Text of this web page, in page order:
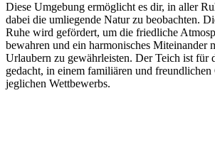
Diese Umgebung ermöglicht es dir, in aller
dabei die umliegende Natur zu beobachten.
Ruhe wird gefördert, um die friedliche
bewahren und ein harmonisches Miteinander
Urlaubern zu gewährleisten. Der Teich ist für
gedacht, in einem familiären und freundlichen
jeglichen Wettbewerbs.